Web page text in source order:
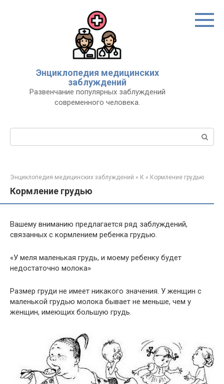
Энциклопедия медицинских
заблуждений
Развенчание популярных заблуждений
современного человека.
Поиск:
Энциклопедия медицинских заблуждений » К » Кормление грудью
Кормление грудью
Вашему вниманию предлагается ряд заблуждений,
связанных с кормлением ребенка грудью.
«У меля маленькая грудь, и моему ребенку будет
недостаточно молока»
Размер груди не имеет никакого значения. У женщин с
маленькой грудью молока бывает не меньше, чем у
женщин, имеющих большую грудь.